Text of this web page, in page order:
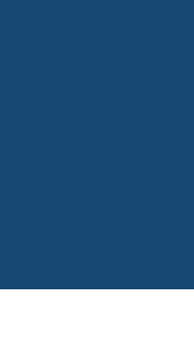
a new window)